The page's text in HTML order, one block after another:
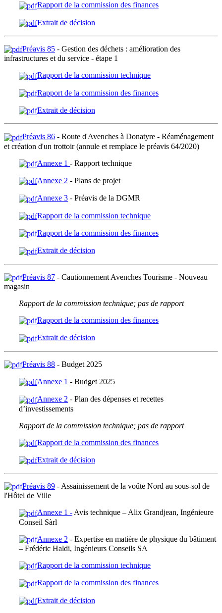
Rapport de la commission des finances
Extrait de décision
Préavis 85 - Gestion des déchets : amélioration des
infrastructures et du service - étape 1
Rapport de la commission technique
Rapport de la commission des finances
Extrait de décision
Préavis 86 - Route d'Avenches à Donatyre - Réaménagement
et création d'un trottoir (annule et remplace le préavis 64/2020)
Annexe 1 - Rapport technique
Annexe 2 - Plans de projet
Annexe 3 - Préavis de la DGMR
Rapport de la commission technique
Rapport de la commission des finances
Extrait de décision
Préavis 87 - Cautionnement Avenches Tourisme - Nouveau
magasin
Rapport de la commission technique; pas de rapport
Rapport de la commission des finances
Extrait de décision
Préavis 88 - Budget 2025
Annexe 1 - Budget 2025
Annexe 2 - Plan des dépenses et recettes
d’investissements
Rapport de la commission technique; pas de rapport
Rapport de la commission des finances
Extrait de décision
Préavis 89 - Assainissement de la voûte Nord au sous-sol de
l'Hôtel de Ville
Annexe 1 -Avis technique – Alix Grandjean, Ingénieure
Conseil Sàrl
Annexe 2 - Expertise en matière de physique du bâtiment
– Frédéric Haldi, Ingénieurs Conseils SA
Rapport de la commission technique
Rapport de la commission des finances
Extrait de décision